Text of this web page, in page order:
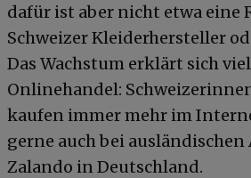
dafür ist aber nicht etwa eine
Schweizer Kleiderhersteller
Das Wachstum erklärt sich
Onlinehandel:
kaufen immer mehr im
gerne auch bei
Zalando in Deutschland.